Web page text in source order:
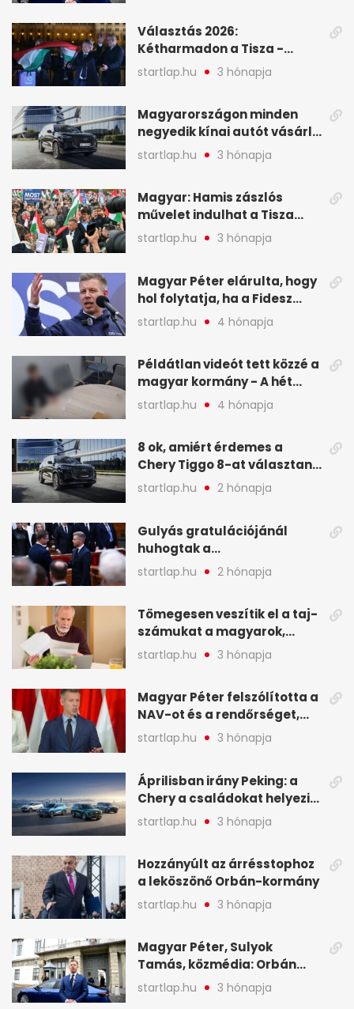
Választás 2026:
Kétharmadon a Tisza -
mutatjuk, hogyan alakulnak
a mandátumok
startlap.hu 3 hónapja
Magyarországon minden
negyedik kínai autót vásárló
a Chery mellett döntött (X)
startlap.hu 3 hónapja
Magyar: Hamis zászlós
művelet indulhat a Tisza
ellen a választás napján - A
hét legfontosabb eseményei
startlap.hu 3 hónapja
Magyar Péter elárulta, hogy
hol folytatja, ha a Fidesz
nyeri a választást - A hét
legfontosabb hírei
startlap.hu 4 hónapja
Példátlan videót tett közzé a
magyar kormány - A hét
legfontosabb hírei
képekben
startlap.hu 4 hónapja
8 ok, amiért érdemes a
Chery Tiggo 8-at választani!
(X)
startlap.hu 2 hónapja
Gulyás gratulációjánál
huhogtak a
leghangosabban, miután
Magyart miniszterelnökké
legfontosabb hírei
képekben
startlap.hu 2 hónapja
Tömegesen veszítik el a taj-
számukat a magyarok,
sokak ellen eljárást indít a
NAV - A hét hírei képekben
startlap.hu 3 hónapja
Magyar Péter felszólította a
NAV-ot és a rendőrséget,
tartóztassák le a NER-es
oligarchákat - A hét
startlap.hu 3 hónapja
Áprilisban irány Peking: a
Chery a családokat helyezi
globális mobilitási
programja középpontjába
startlap.hu 3 hónapja
Hozzányúlt az árrésstophoz
a leköszönő Orbán-kormány
startlap.hu 3 hónapja
Magyar Péter, Sulyok
Tamás, közmédia: Orbán
Viktor április 13. óta hallgat,
közben pörögnek az
startlap.hu 3 hónapja